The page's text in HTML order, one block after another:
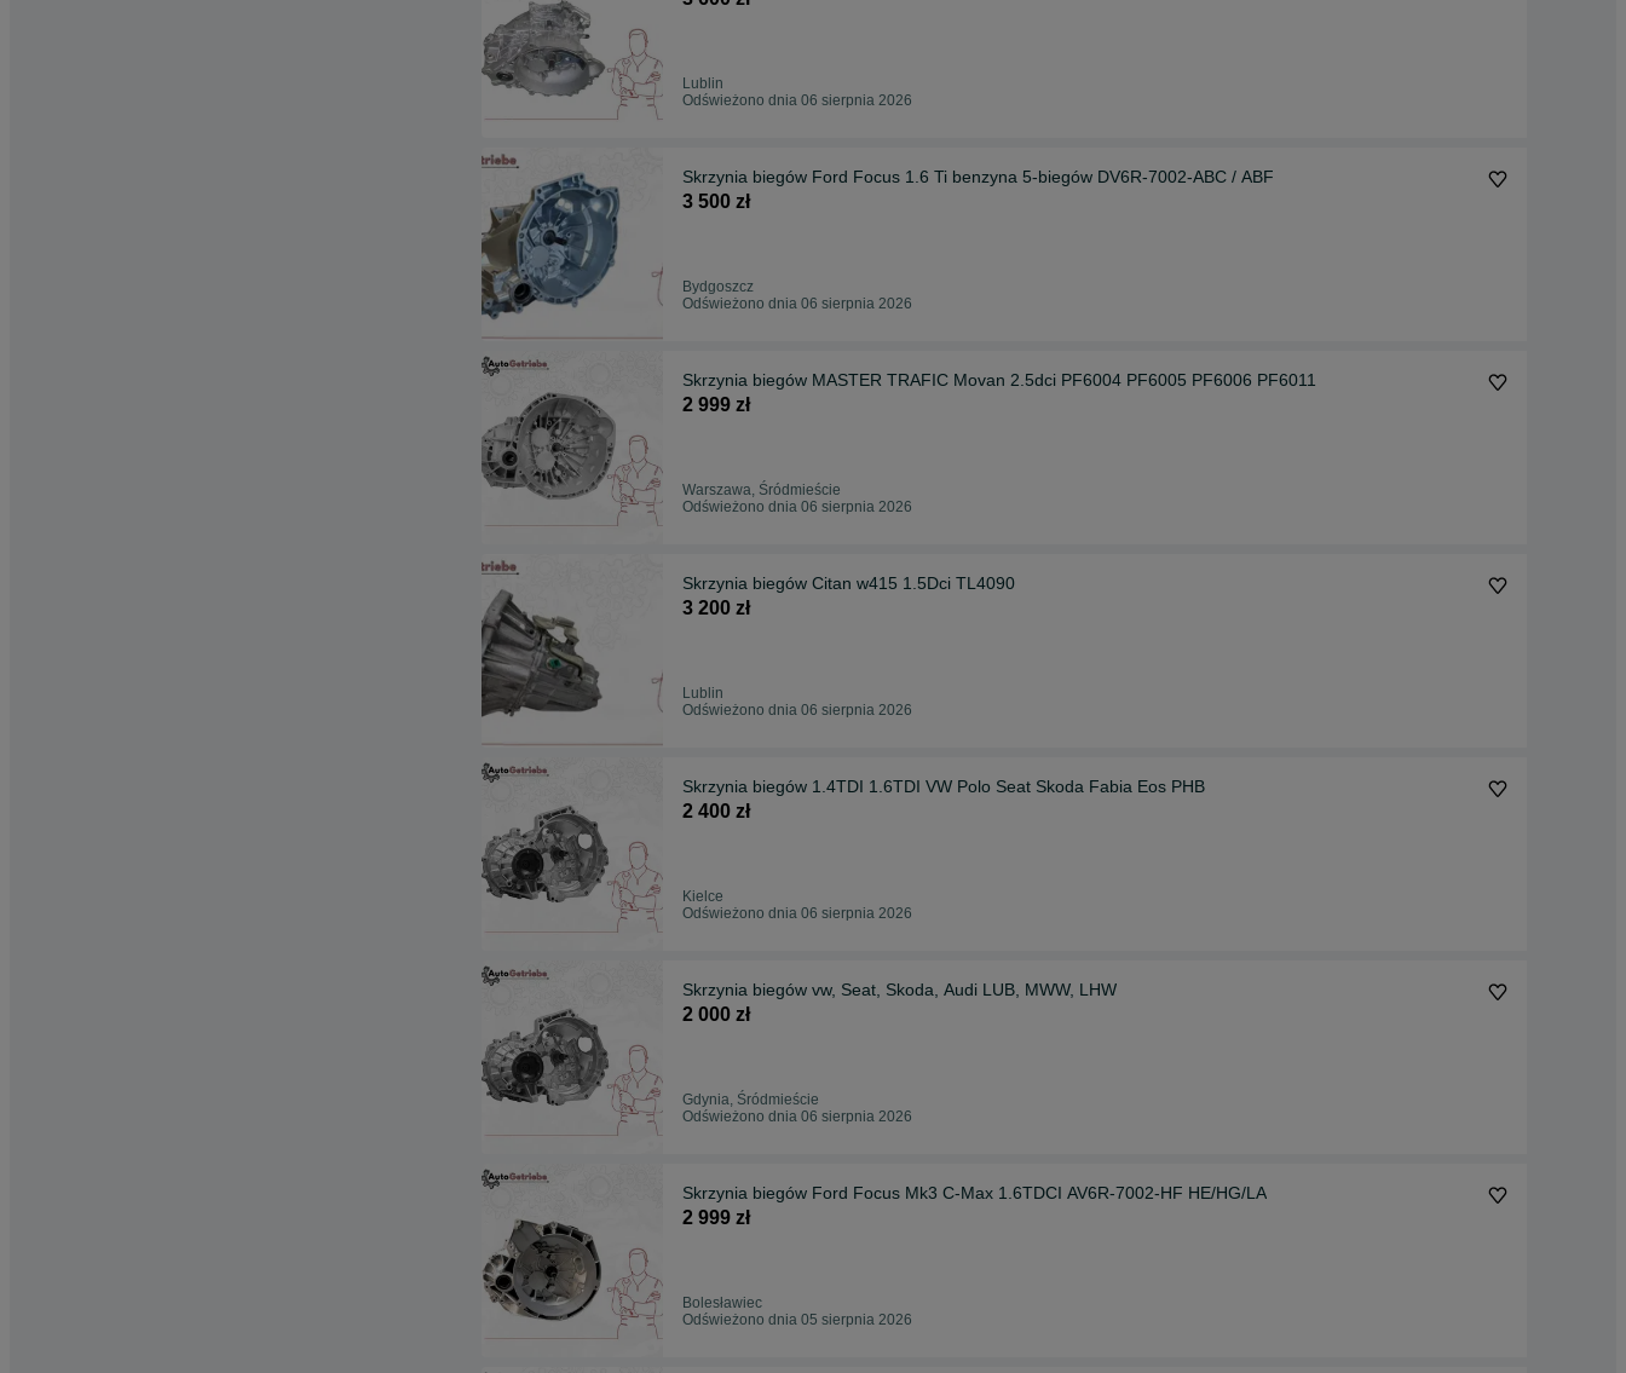
Lublin
Odświeżono dnia 06 sierpnia 2026
Skrzynia biegów Ford Focus 1.6 Ti benzyna 5-biegów DV6R-7002-ABC / ABF
3 500 zł
Bydgoszcz
Odświeżono dnia 06 sierpnia 2026
Skrzynia biegów MASTER TRAFIC Movan 2.5dci PF6004 PF6005 PF6006 PF6011
2 999 zł
Warszawa, Śródmieście
Odświeżono dnia 06 sierpnia 2026
Skrzynia biegów Citan w415 1.5Dci TL4090
3 200 zł
Lublin
Odświeżono dnia 06 sierpnia 2026
Skrzynia biegów 1.4TDI 1.6TDI VW Polo Seat Skoda Fabia Eos PHB
2 400 zł
Kielce
Odświeżono dnia 06 sierpnia 2026
Skrzynia biegów vw, Seat, Skoda, Audi LUB, MWW, LHW
2 000 zł
Gdynia, Śródmieście
Odświeżono dnia 06 sierpnia 2026
Skrzynia biegów Ford Focus Mk3 C-Max 1.6TDCI AV6R-7002-HF HE/HG/LA
2 999 zł
Bolesławiec
Odświeżono dnia 05 sierpnia 2026